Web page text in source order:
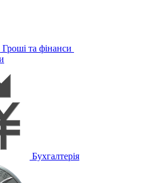
Гроші та фінанси
Бухгалтерія